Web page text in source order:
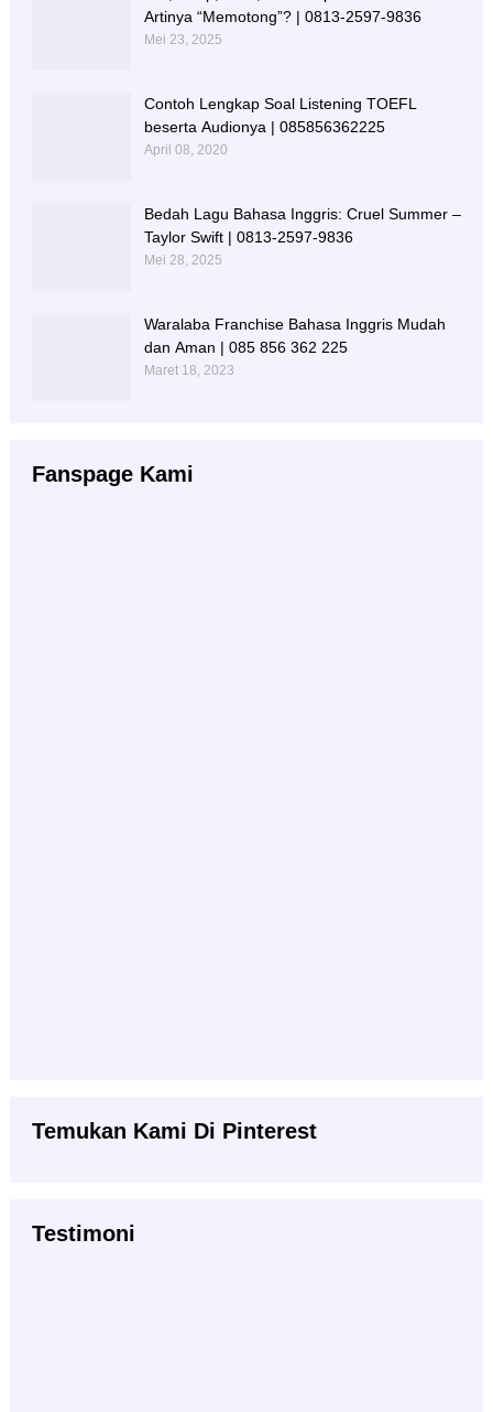
Artinya “Memotong”? | 0813-2597-9836
Mei 23, 2025
Contoh Lengkap Soal Listening TOEFL
beserta Audionya | 085856362225
April 08, 2020
Bedah Lagu Bahasa Inggris: Cruel Summer –
Taylor Swift | 0813-2597-9836
Mei 28, 2025
Waralaba Franchise Bahasa Inggris Mudah
dan Aman | 085 856 362 225
Maret 18, 2023
Fanspage Kami
Temukan Kami Di Pinterest
Testimoni